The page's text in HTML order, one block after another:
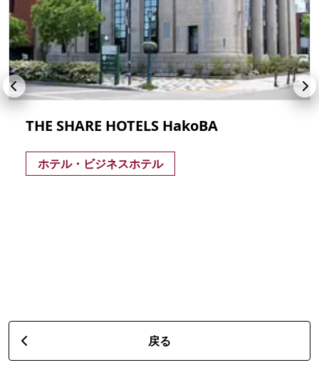
THE SHARE HOTELS HakoBA
ホテル・ビジネスホテル
戻る